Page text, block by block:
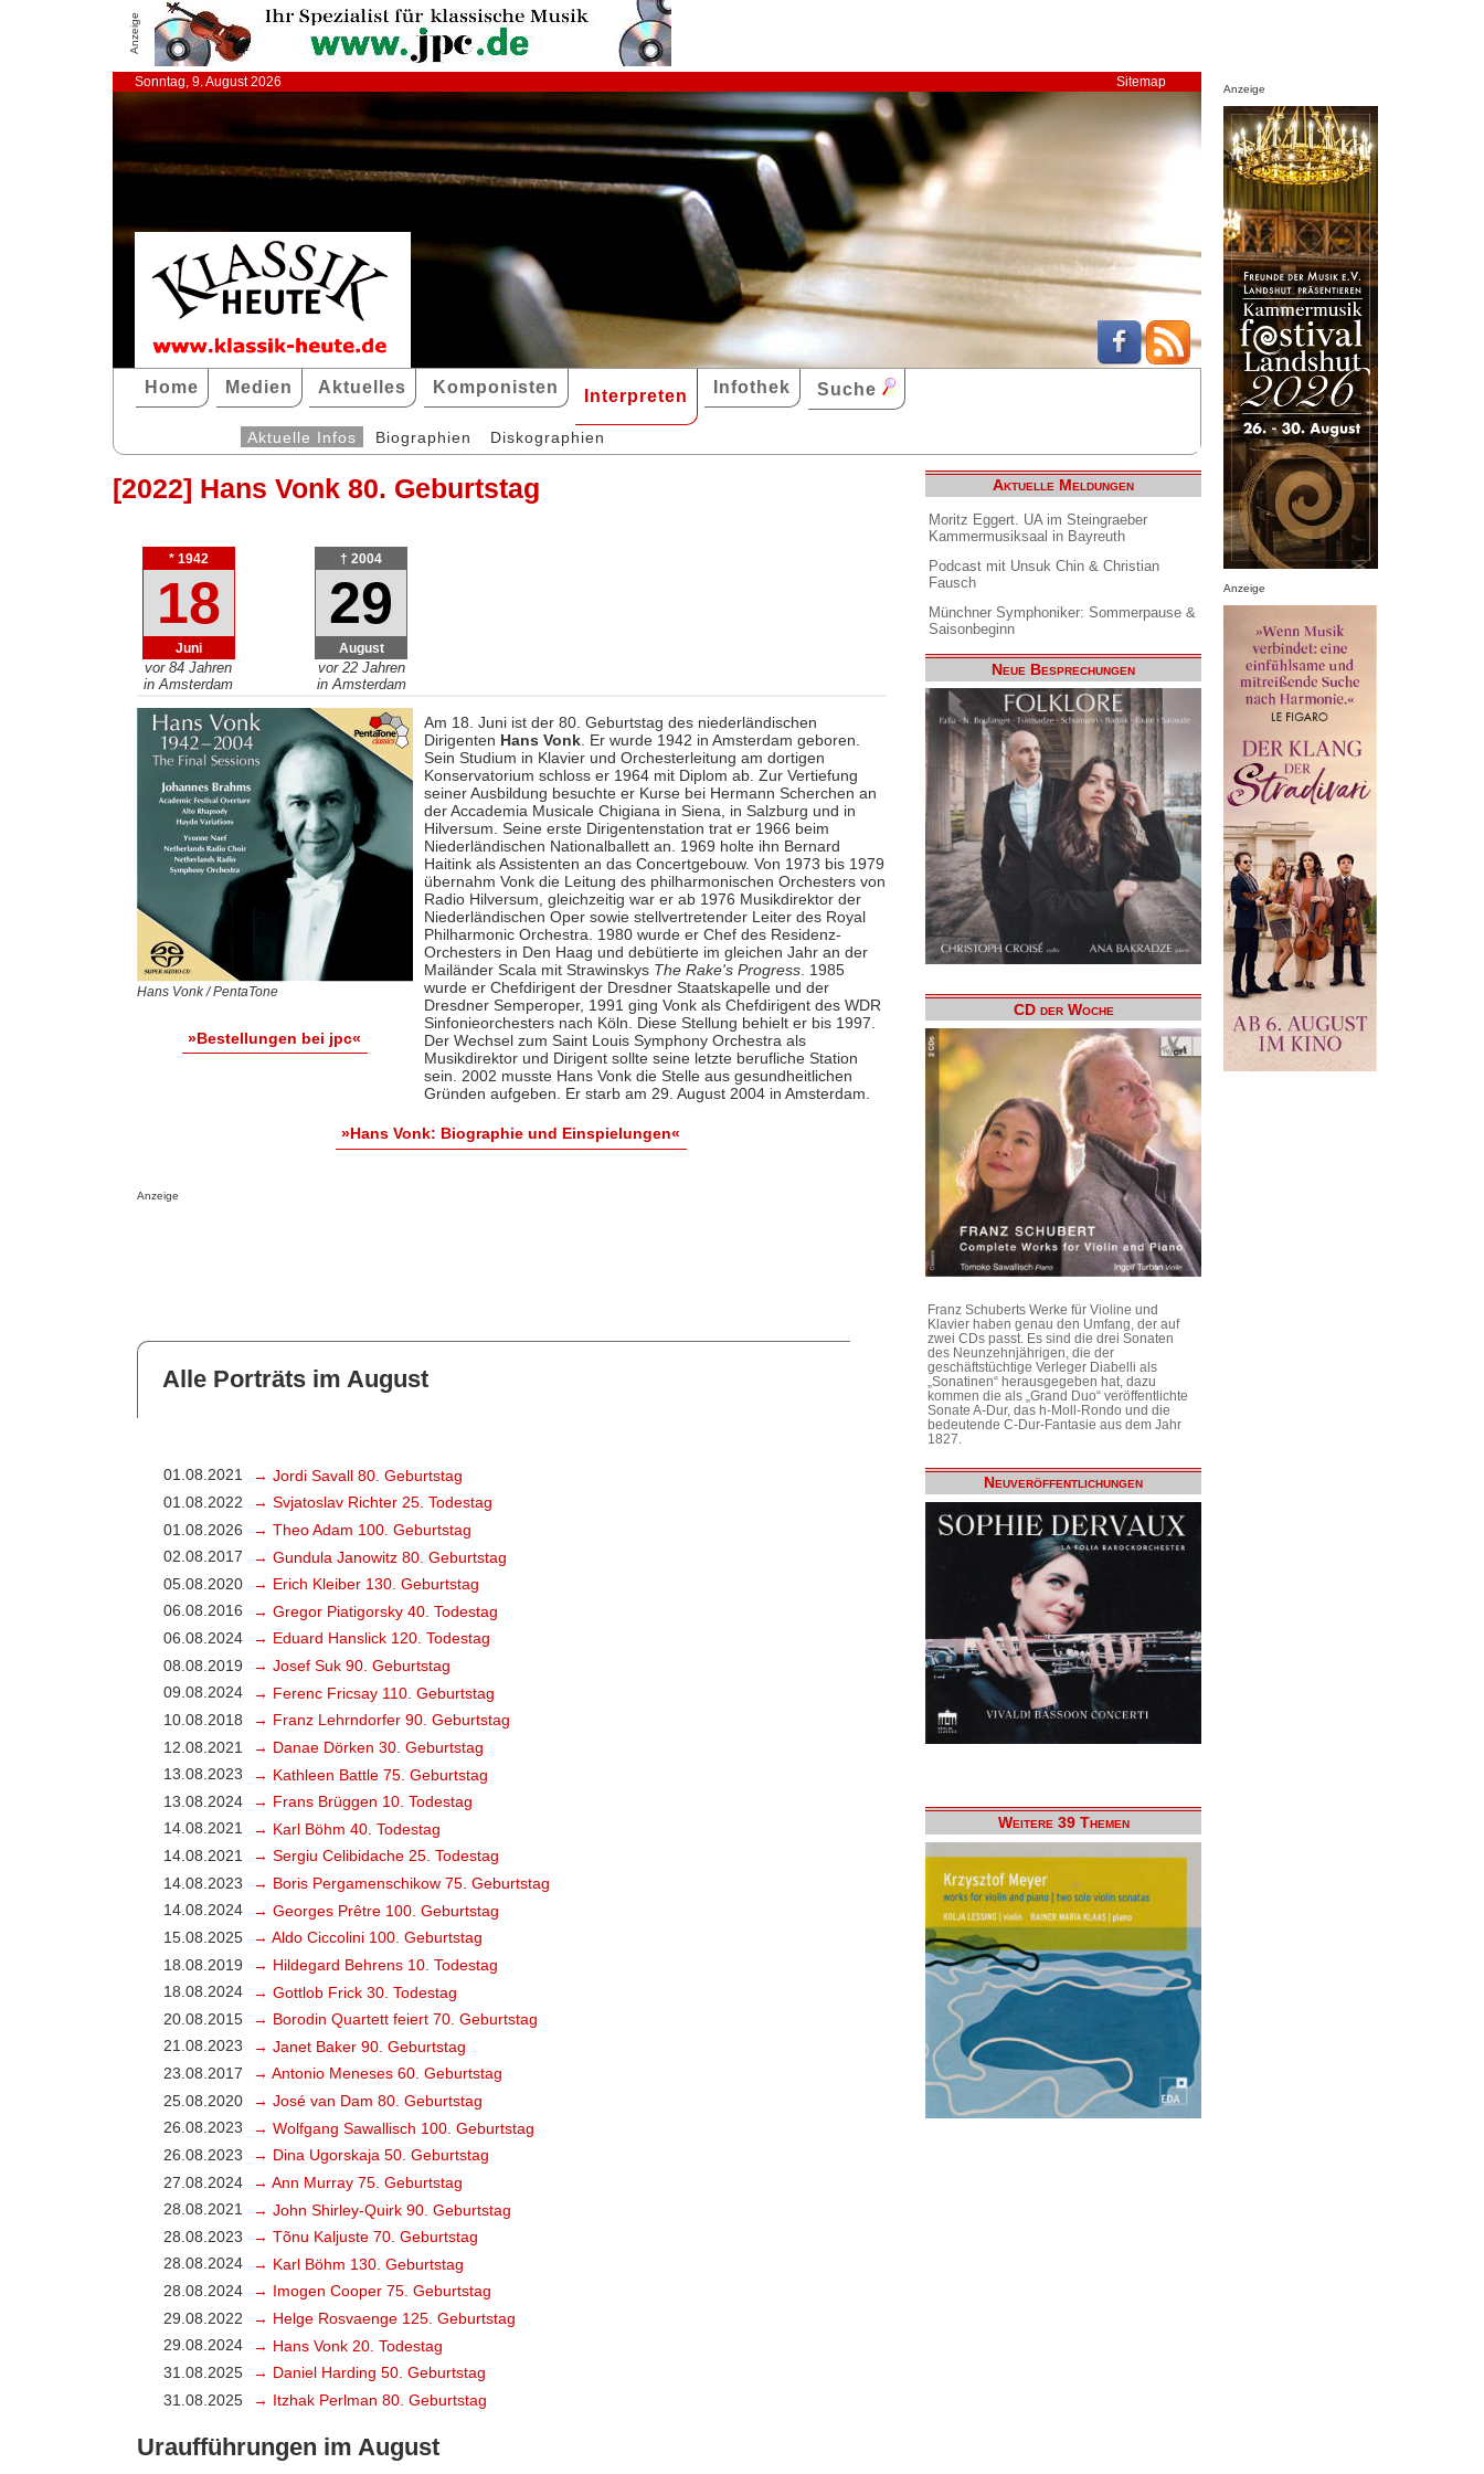
Anzeige
Sonntag, 9. August 2026 Sitemap
Home Medien Aktuelles Komponisten Interpreten Infothek Suche
Aktuelle Infos Biographien Diskographien
[2022] Hans Vonk 80. Geburtstag
* 1942
18
Juni
vor 84 Jahren
in Amsterdam
† 2004
29
August
vor 22 Jahren
in Amsterdam
Hans Vonk / PentaTone
»Bestellungen bei jpc«
Am 18. Juni ist der 80. Geburtstag des niederländischen
Dirigenten Hans Vonk. Er wurde 1942 in Amsterdam geboren.
Sein Studium in Klavier und Orchesterleitung am dortigen
Konservatorium schloss er 1964 mit Diplom ab. Zur Vertiefung
seiner Ausbildung besuchte er Kurse bei Hermann Scherchen an
der Accademia Musicale Chigiana in Siena, in Salzburg und in
Hilversum. Seine erste Dirigentenstation trat er 1966 beim
Niederländischen Nationalballett an. 1969 holte ihn Bernard
Haitink als Assistenten an das Concertgebouw. Von 1973 bis 1979
übernahm Vonk die Leitung des philharmonischen Orchesters von
Radio Hilversum, gleichzeitig war er ab 1976 Musikdirektor der
Niederländischen Oper sowie stellvertretender Leiter des Royal
Philharmonic Orchestra. 1980 wurde er Chef des Residenz-
Orchesters in Den Haag und debütierte im gleichen Jahr an der
Mailänder Scala mit Strawinskys The Rake's Progress. 1985
wurde er Chefdirigent der Dresdner Staatskapelle und der
Dresdner Semperoper, 1991 ging Vonk als Chefdirigent des WDR
Sinfonieorchesters nach Köln. Diese Stellung behielt er bis 1997.
Der Wechsel zum Saint Louis Symphony Orchestra als
Musikdirektor und Dirigent sollte seine letzte berufliche Station
sein. 2002 musste Hans Vonk die Stelle aus gesundheitlichen
Gründen aufgeben. Er starb am 29. August 2004 in Amsterdam.
»Hans Vonk: Biographie und Einspielungen«
Anzeige
Alle Porträts im August
01.08.2021
→ Jordi Savall 80. Geburtstag
01.08.2022
→ Svjatoslav Richter 25. Todestag
01.08.2026
→ Theo Adam 100. Geburtstag
02.08.2017
→ Gundula Janowitz 80. Geburtstag
05.08.2020
→ Erich Kleiber 130. Geburtstag
06.08.2016
→ Gregor Piatigorsky 40. Todestag
06.08.2024
→ Eduard Hanslick 120. Todestag
08.08.2019
→ Josef Suk 90. Geburtstag
09.08.2024
→ Ferenc Fricsay 110. Geburtstag
10.08.2018
→ Franz Lehrndorfer 90. Geburtstag
12.08.2021
→ Danae Dörken 30. Geburtstag
13.08.2023
→ Kathleen Battle 75. Geburtstag
13.08.2024
→ Frans Brüggen 10. Todestag
14.08.2021
→ Karl Böhm 40. Todestag
14.08.2021
→ Sergiu Celibidache 25. Todestag
14.08.2023
→ Boris Pergamenschikow 75. Geburtstag
14.08.2024
→ Georges Prêtre 100. Geburtstag
15.08.2025
→ Aldo Ciccolini 100. Geburtstag
18.08.2019
→ Hildegard Behrens 10. Todestag
18.08.2024
→ Gottlob Frick 30. Todestag
20.08.2015
→ Borodin Quartett feiert 70. Geburtstag
21.08.2023
→ Janet Baker 90. Geburtstag
23.08.2017
→ Antonio Meneses 60. Geburtstag
25.08.2020
→ José van Dam 80. Geburtstag
26.08.2023
→ Wolfgang Sawallisch 100. Geburtstag
26.08.2023
→ Dina Ugorskaja 50. Geburtstag
27.08.2024
→ Ann Murray 75. Geburtstag
28.08.2021
→ John Shirley-Quirk 90. Geburtstag
28.08.2023
→ Tõnu Kaljuste 70. Geburtstag
28.08.2024
→ Karl Böhm 130. Geburtstag
28.08.2024
→ Imogen Cooper 75. Geburtstag
29.08.2022
→ Helge Rosvaenge 125. Geburtstag
29.08.2024
→ Hans Vonk 20. Todestag
31.08.2025
→ Daniel Harding 50. Geburtstag
31.08.2025
→ Itzhak Perlman 80. Geburtstag
Uraufführungen im August
Aktuelle Meldungen
Moritz Eggert. UA im Steingraeber
Kammermusiksaal in Bayreuth
Podcast mit Unsuk Chin & Christian
Fausch
Münchner Symphoniker: Sommerpause &
Saisonbeginn
Neue Besprechungen
CD der Woche
Franz Schuberts Werke für Violine und
Klavier haben genau den Umfang, der auf
zwei CDs passt. Es sind die drei Sonaten
des Neunzehnjährigen, die der
geschäftstüchtige Verleger Diabelli als
„Sonatinen“ herausgegeben hat, dazu
kommen die als „Grand Duo“ veröffentlichte
Sonate A-Dur, das h-Moll-Rondo und die
bedeutende C-Dur-Fantasie aus dem Jahr
1827.
Neuveröffentlichungen
Weitere 39 Themen
Anzeige
Anzeige